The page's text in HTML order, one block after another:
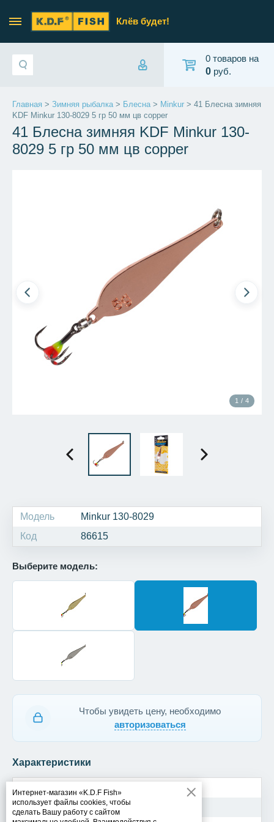
Интернет-магазин «K.D.F Fish»
использует файлы cookies, чтобы
сделать Вашу работу с сайтом
Клёв будет!
0 товаров на
0 руб.
Главная > Зимняя рыбалка> Блесна> Minkur > 41 Блесна зимняя
KDF Minkur 130-8029 5 гр 50 мм цв copper
41 Блесна зимняя KDF Minkur 130-
8029 5 гр 50 мм цв copper
1 / 4
Модель
Minkur 130-8029
Код
86615
Выберите модель:
Чтобы увидеть цену, необходимо
авторизоваться
Характеристики
Minkur 130-8029
Вес
5 гр